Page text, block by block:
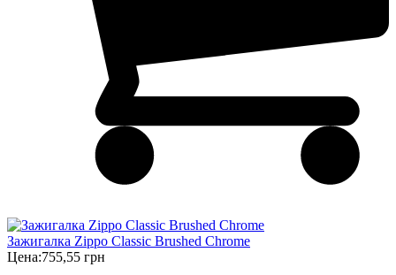
Зажигалка Zippo Classic Brushed Chrome
Цена:755,55 грн